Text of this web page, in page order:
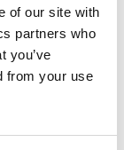
of our site with
partners who
you’ve
from your use